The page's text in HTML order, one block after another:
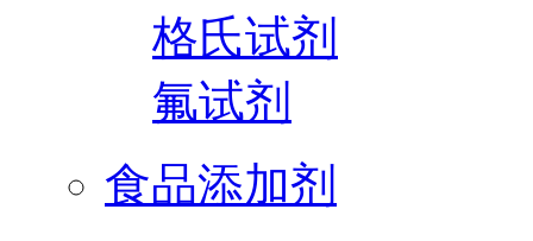
格氏试剂
氟试剂
食品添加剂